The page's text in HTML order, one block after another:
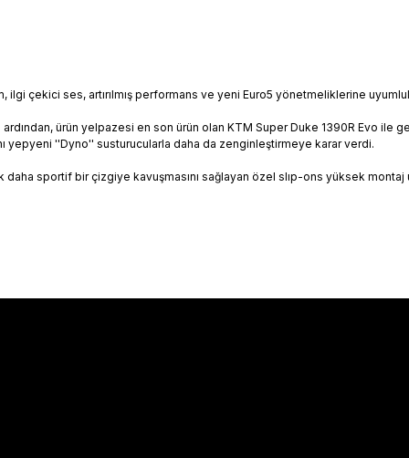
ilgi çekici ses, artırılmış performans ve yeni Euro5 yönetmeliklerine
ardından, ürün yelpazesi en son ürün olan KTM Super Duke 1390R Evo ile
yepyeni ''Dyno'' susturucularla daha da zenginleştirmeye karar verdi.
sportif bir çizgiye kavuşmasını sağlayan özel slıp-ons yüksek montaj